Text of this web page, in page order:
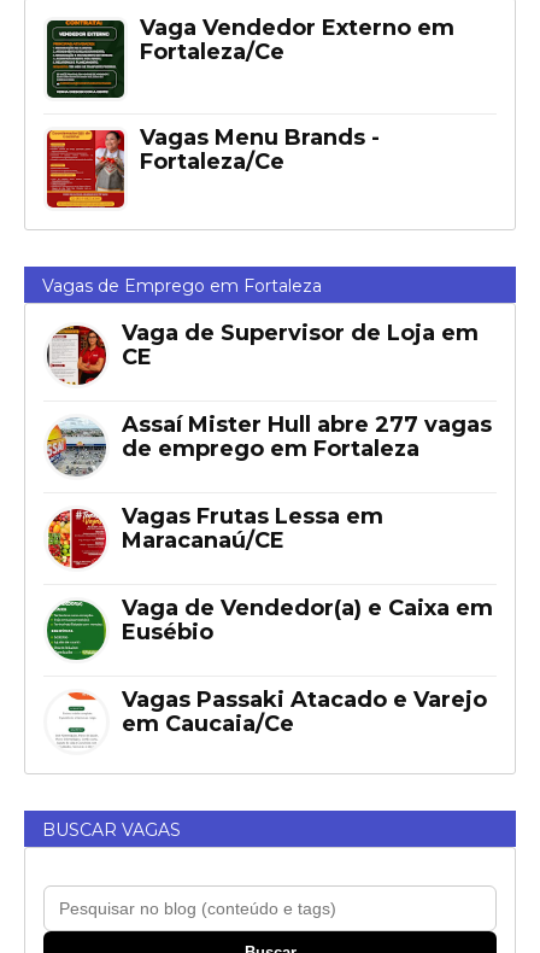
Vaga Vendedor Externo em
Fortaleza/Ce
Vagas Menu Brands -
Fortaleza/Ce
Vagas de Emprego em Fortaleza
Vaga de Supervisor de Loja em
CE
Assaí Mister Hull abre 277 vagas
de emprego em Fortaleza
Vagas Frutas Lessa em
Maracanaú/CE
Vaga de Vendedor(a) e Caixa em
Eusébio
Vagas Passaki Atacado e Varejo
em Caucaia/Ce
BUSCAR VAGAS